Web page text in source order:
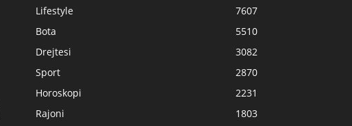
Lifestyle
7607
Bota
5510
Drejtesi
3082
Sport
2870
Horoskopi
2231
Rajoni
1803